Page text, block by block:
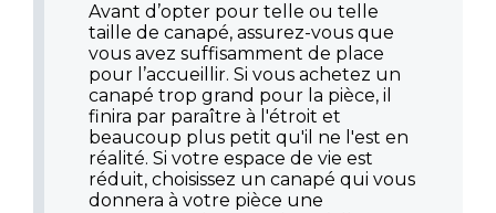
Avant d’opter pour telle ou telle
taille de canapé, assurez-vous que
vous avez suffisamment de place
pour l’accueillir. Si vous achetez un
canapé trop grand pour la pièce, il
finira par paraître à l'étroit et
beaucoup plus petit qu'il ne l'est en
réalité. Si votre espace de vie est
réduit, choisissez un canapé qui vous
donnera à votre pièce une